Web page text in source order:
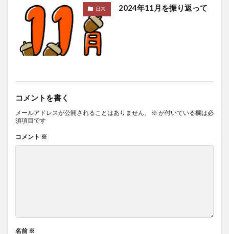
日常 2024年11月を振り返って
コメントを書く
メールアドレスが公開されることはありません。 ※ が付いている欄は必
須項目です
コメント ※
名前 ※